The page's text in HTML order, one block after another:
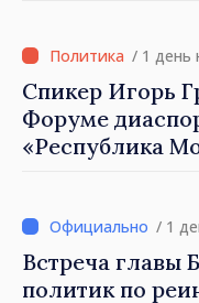
Молдова» / 1 день
Спикер Игорь
Форуме
«Республика
и за рубежом,
заслуживает
большой
/ 1
Встреча главы
политик по